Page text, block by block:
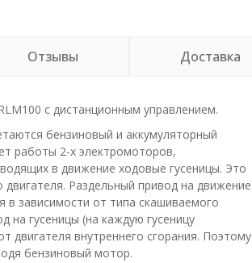
Отзывы Доставка
с дистанционным управлением.
бензиновый и аккумуляторный
работы 2-х электромоторов,
в движение ходовые гусеницы. Это
Раздельный привод на движение
зависимости от типа скашиваемого
гусеницы (на каждую гусеницу
двигателя внутреннего сгорания. Поэтому
бензиновый мотор.